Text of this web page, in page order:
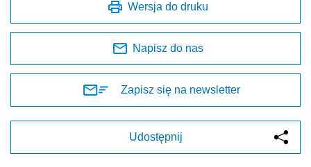
Wersja do druku
Napisz do nas
Zapisz się na newsletter
Udostępnij